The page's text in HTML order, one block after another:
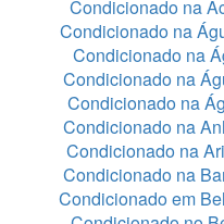
Condicionado na
Condicionado na
Condicionado na
Condicionado na
Condicionado na
Condicionado na
Condicionado na
Condicionado na
Condicionado em